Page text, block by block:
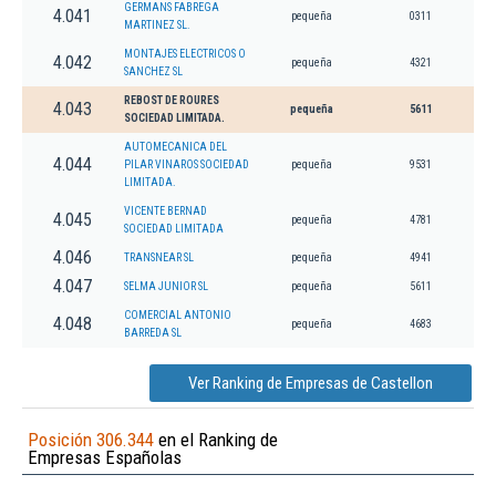
4.041
GERMANS FABREGA
MARTINEZ SL.
pequeña 0311
4.042
MONTAJES ELECTRICOS O
SANCHEZ SL
pequeña 4321
4.043
REBOST DE ROURES
SOCIEDAD LIMITADA.
pequeña 5611
4.044
AUTOMECANICA DEL
PILAR VINAROS SOCIEDAD
LIMITADA.
pequeña 9531
4.045
VICENTE BERNAD
SOCIEDAD LIMITADA
pequeña 4781
4.046 TRANSNEAR SL pequeña 4941
4.047 SELMA JUNIOR SL pequeña 5611
4.048
COMERCIAL ANTONIO
BARREDA SL
pequeña 4683
Ver Ranking de Empresas de Castellon
Posición 306.344 en el Ranking de
Empresas Españolas